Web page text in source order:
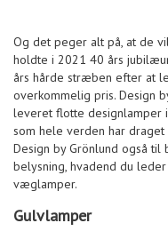
Og det peger alt på, at de
holdte i 2021 40 års
års hårde stræben efter at
overkommelig pris. Design
leveret flotte designlamper
som hele verden har
Design by Grönlund også
belysning, hvadend du
væglamper.
Gulvlamper